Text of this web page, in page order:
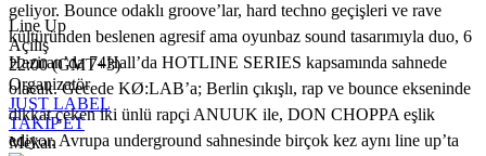
geliyor. Bounce odaklı groove’lar, hard techno geçişleri ve rave
kültüründen beslenen agresif ama oyunbaz sound tasarımıyla duo, 6
Haziran’da 74Hall’da HOTLINE SERIES kapsamında sahnede
olacak. Gecede KØ:LAB’a; Berlin çıkışlı, rap ve bounce ekseninde
dikkat çeken iki ünlü rapçi ANUUK ile, DON CHOPPA eşlik
ediyor. Avrupa underground sahnesinde birçok kez aynı line up’ta
Line Up
Açılış
22:00 (GMT+3)
Organizatör
JUST LABEL
TAKİP ET
Mekan